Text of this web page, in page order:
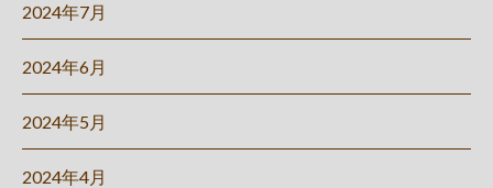
2024年7月
2024年6月
2024年5月
2024年4月